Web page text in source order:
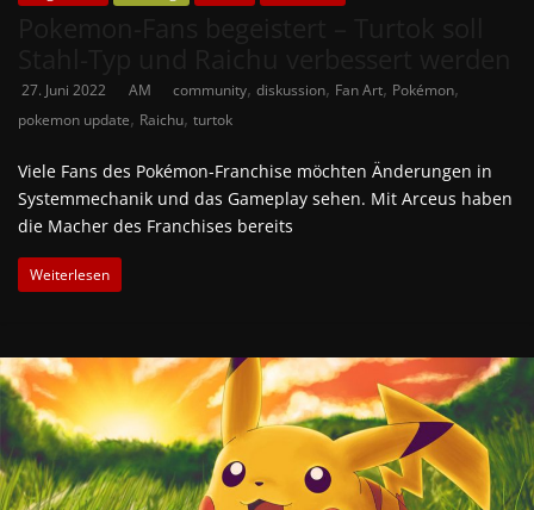
27. Juni 2022 AM community, diskussion, Fan Art, Pokémon,
pokemon update, Raichu, turtok
Viele Fans des Pokémon-Franchise möchten Änderungen in
Systemmechanik und das Gameplay sehen. Mit Arceus haben
die Macher des Franchises bereits
Weiterlesen